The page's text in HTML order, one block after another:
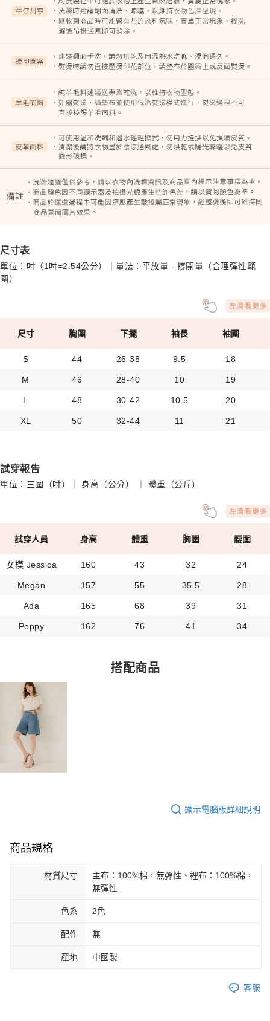
尺寸表
單位：吋（1吋=2.54公分）｜量法：平放量 - 撐開量（合理彈性範
圍）
尺寸 胸圍 下擺 袖長 袖圍
S 44 26-38 9.5 18
M 46 28-40 10 19
L 48 30-42 10.5 20
XL 50 32-44 11 21
試穿報告
單位：三圍（吋）｜ 身高（公分） ｜ 體重（公斤）
試穿人員 身高 體重 胸圍 腰圍
女模 Jessica 160 43 32 24
Megan 157 55 35.5 28
Ada 165 68 39 31
Poppy 162 76 41 34
搭配商品
顯示電腦版詳細說明
商品規格
材質尺寸
主布：100%棉，無彈性、裡布：100%棉，
無彈性
色系 2色
配件 無
產地 中國製
客服